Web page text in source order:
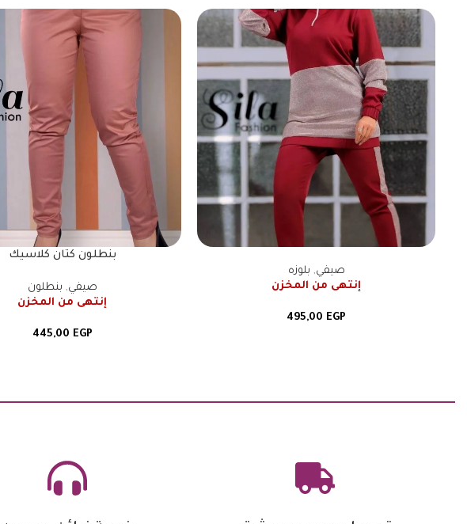
صيفي, بلوزه
إنتهى من المخزن
495,00 EGP
بنطلون كتان كلاسيك
صيفي, بنطلون
إنتهى من المخزن
445,00 EGP